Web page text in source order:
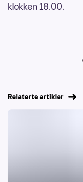
klokken 18.00.
Relaterte artikler